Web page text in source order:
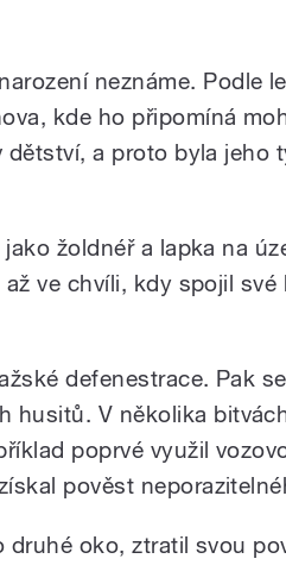
neznáme. Podle
kde ho připomíná
a proto byla jeho
žoldnéř a lapka na
ve chvíli, kdy spojil své
defenestrace. Pak
husitů. V několika
poprvé využil
pověst
druhé oko, ztratil svou